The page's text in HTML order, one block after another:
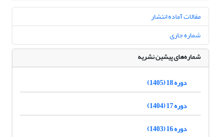
مقالات آماده انتشار
شماره جاری
شماره‌های پیشین نشریه
دوره 18 (1405)
دوره 17 (1404)
دوره 16 (1403)